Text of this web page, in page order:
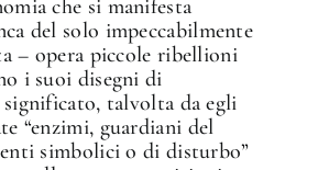
che si manifesta
del solo impeccabilmente
– opera piccole ribellioni
i suoi disegni di
talvolta da egli
“enzimi, guardiani del
simbolici o di disturbo”